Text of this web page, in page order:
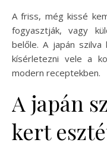
A friss, még kissé
fogyasztják, vagy
belőle. A japán
kísérletezni vele a
modern receptekben.
A japán
kert